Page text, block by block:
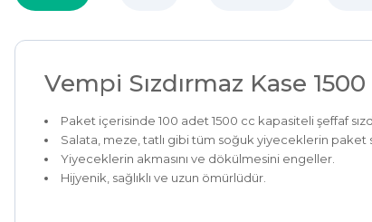
Vempi Sızdırmaz Kase
Paket içerisinde 100 adet 1500 cc kapasiteli şeffaf
Salata, meze, tatlı gibi tüm soğuk yiyeceklerin paket
Yiyeceklerin akmasını ve dökülmesini engeller.
Hijyenik, sağlıklı ve uzun ömürlüdür.